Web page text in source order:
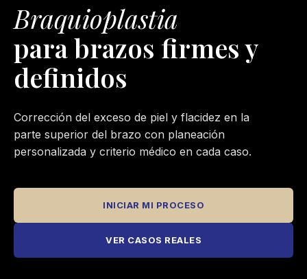
Braquioplastia
para brazos firmes y
definidos
Corrección del exceso de piel y flacidez en la
parte superior del brazo con planeación
personalizada y criterio médico en cada caso.
INICIAR MI PROCESO
VER CASOS REALES